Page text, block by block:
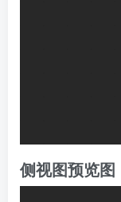
侧视图预览图